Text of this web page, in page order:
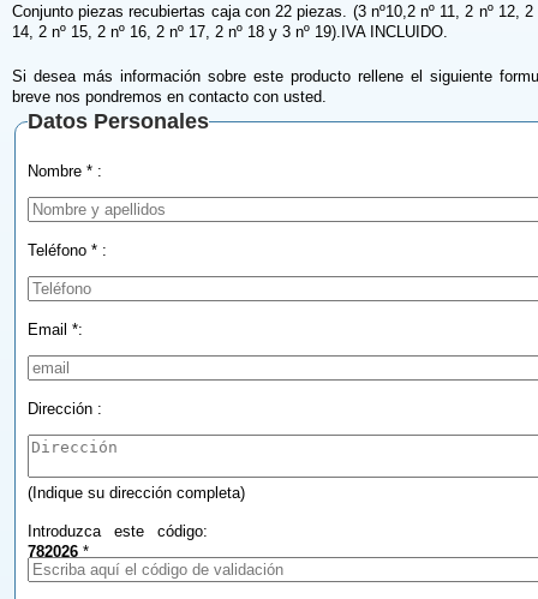
Conjunto piezas recubiertas caja con 22 piezas. (3 nº10,2 nº 11, 2 nº 12, 2
14, 2 nº 15, 2 nº 16, 2 nº 17, 2 nº 18 y 3 nº 19).IVA INCLUIDO.
Si desea más información sobre este producto rellene el siguiente
breve nos pondremos en contacto con usted.
Datos Personales
Nombre * :
Teléfono * :
Email *:
Dirección :
(Indique su dirección completa)
Introduzca este código:
782026 *